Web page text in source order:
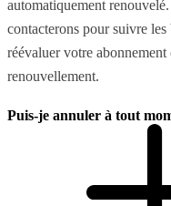
automatiquement
contacterons pour suivre
réévaluer votre
renouvellement.
Puis-je annuler à tout